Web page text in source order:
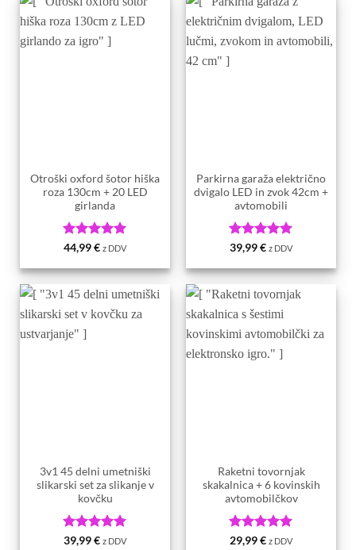
Otroški oxford šotor hiška
roza 130cm + 20 LED
girlanda
Ocenjeno5
44,99€ z DDV
Parkirna garaža električno
dvigalo LED in zvok 42cm +
avtomobili
Ocenjeno5
39,99€ z DDV
3v1 45 delni umetniški
slikarski set za slikanje v
kovčku
Ocenjeno5
39,99€ z DDV
Raketni tovornjak
skakalnica + 6 kovinskih
avtomobilčkov
Ocenjeno5
29,99€ z DDV